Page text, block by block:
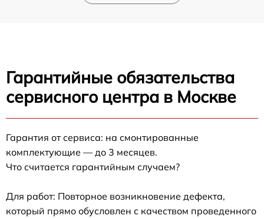
Гарантийные обязательства
сервисного центра в Москве
Гарантия от сервиса: на смонтированные
комплектующие — до 3 месяцев.
Что считается гарантийным случаем?
Для работ: Повторное возникновение дефекта,
который прямо обусловлен с качеством проведенного